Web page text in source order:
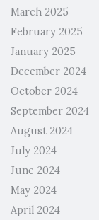
March 2025
February 2025
January 2025
December 2024
October 2024
September 2024
August 2024
July 2024
June 2024
May 2024
April 2024